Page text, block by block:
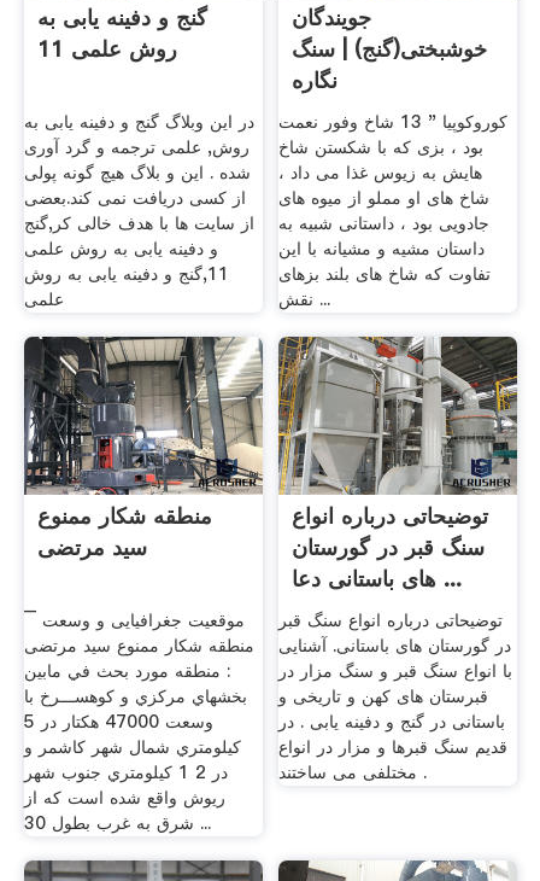
گنج و دفینه یابی به
روش علمی 11
در این وبلاگ گنج و دفینه یابی به
روش, علمی ترجمه و گرد آوری
شده . این و بلاگ هیچ گونه پولی
از کسی دریافت نمی کند.بعضی
از سایت ها با هدف خالی کر,گنج
و دفینه یابی به روش علمی
11,گنج و دفینه یابی به روش
علمی
جویندگان
خوشبختی(گنج) | سنگ
نگاره
کوروکوپیا " 13 شاخ وفور نعمت
بود ، بزی که با شکستن شاخ
هایش به زیوس غذا می داد ،
شاخ های او مملو از میوه های
جادویی بود ، داستانی شبیه به
داستان مشیه و مشیانه با این
تفاوت که شاخ های بلند بزهای
نقش ...
منطقه شکار ممنوع
سید مرتضی
¯ موقعیت جغرافیایی و وسعت
منطقه شکار ممنوع سید مرتضی
: منطقه مورد بحث في مابين
بخشهاي مركزي و كوهســـرخ با
وسعت 47000 هكتار در 5
كيلومتري شمال شهر كاشمر و
در 2 1 كيلومتري جنوب شهر
ريوش واقع شده است كه از
شرق به غرب بطول 30 ...
توضیحاتی درباره انواع
سنگ قبر در گورستان
های باستانی دعا ...
توضیحاتی درباره انواع سنگ قبر
در گورستان های باستانی. آشنایی
با انواع سنگ قبر و سنگ مزار در
قبرستان های کهن و تاریخی و
باستانی در گنج و دفینه یابی . در
قدیم سنگ قبرها و مزار در انواع
مختلفی می ساختند .